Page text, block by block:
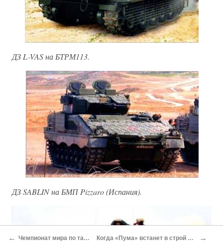
ДЗ L-VAS на БТРМ113.
ДЗ SABLIN на БМП Pizzaro (Испания).
← Чемпионат мира по танковому биатлону Когда «Пума» встанет в строй рядом с «Леопардами»? →